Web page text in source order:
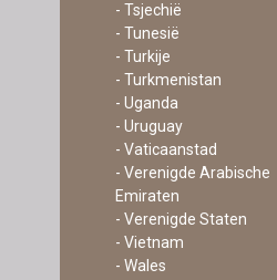
- Tsjechië
- Tunesië
- Turkije
- Turkmenistan
- Uganda
- Uruguay
- Vaticaanstad
- Verenigde Arabische
Emiraten
- Verenigde Staten
- Vietnam
- Wales